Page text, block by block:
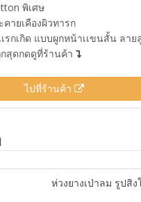
พิเศษ
ายเคืองผิวทารก
เรกเกิด แบบผูกหน้าเเขนสั้น ลา
สุดกดดูที่ร้านค้า
ไปที่ร้านค้า
ห่วงยางเป่าลม รูปสิ